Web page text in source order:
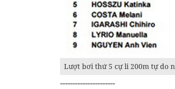
Lượt bơi thứ 5 cự li 200m tự do
----------------------